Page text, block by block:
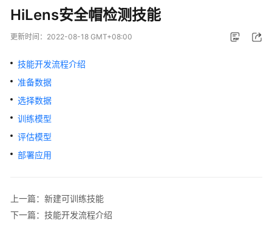
新
动
务
公
告
产
品
快
速
HiLens安全帽检测技能
更新时间： 2022-08-18 GMT+08:00
技能开发流程介绍
准备数据
选择数据
训练模型
评估模型
部署应用
上一篇：新建可训练技能
下一篇：技能开发流程介绍